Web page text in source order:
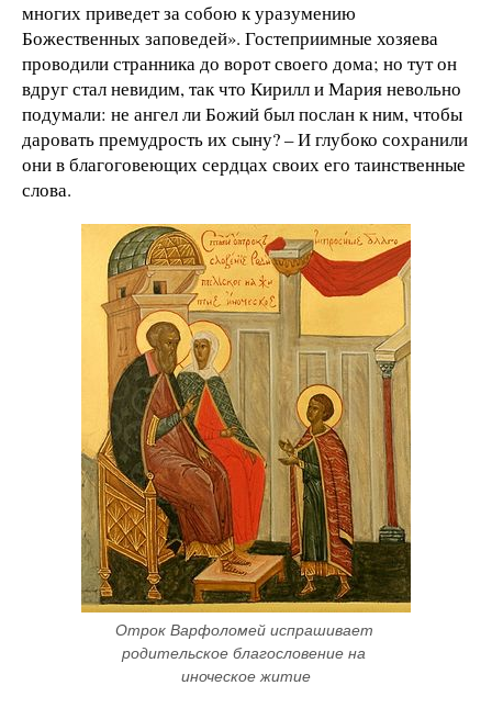
многих приведет за собою к уразумению
Божественных заповедей». Гостеприимные хозяева
проводили странника до ворот своего дома; но тут он
вдруг стал невидим, так что Кирилл и Мария невольно
подумали: не ангел ли Божий был послан к ним, чтобы
даровать премудрость их сыну? – И глубоко сохранили
они в благоговеющих сердцах своих его таинственные
слова.
Отрок Варфоломей испрашивает
родительское благословение на
иноческое житие